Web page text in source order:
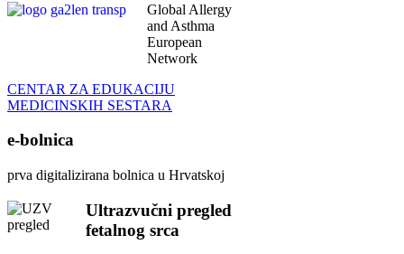
Global Allergy
and Asthma
European
Network
CENTAR ZA EDUKACIJU
MEDICINSKIH SESTARA
e-bolnica
prva digitalizirana bolnica u Hrvatskoj
Ultrazvučni pregled
fetalnog srca